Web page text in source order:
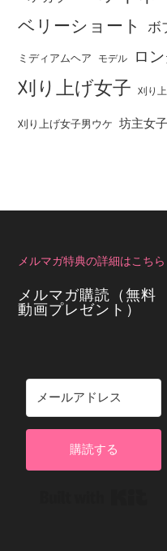
ベリーショート
ボ
ミディアムヘア モデル ロ
刈り上げ女子 刈り
刈り上げ女子男ウケ 坊主女子
メルマガ特典の詳細はこちら
メルマガ購読（無料
動画プレゼント）
購読する